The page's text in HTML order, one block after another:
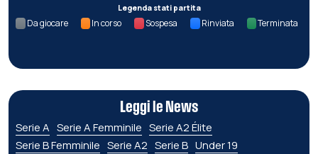
Legenda stati partita
Da giocare In corso Sospesa Rinviata Terminata
Leggi le News
Serie A Serie A Femminile Serie A2 Élite
Serie B Femminile Serie A2 Serie B Under 19